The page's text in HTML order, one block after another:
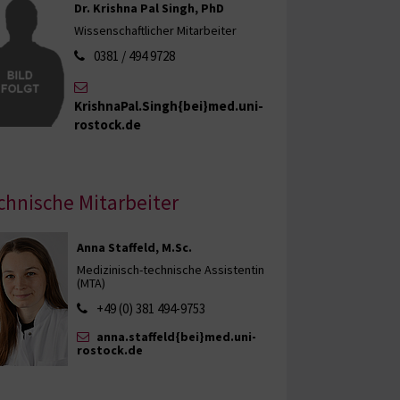
Dr. Krishna Pal Singh, PhD
Wissenschaftlicher Mitarbeiter
0381 / 494 9728
KrishnaPal.Singh{bei}med.uni-
rostock.de
Mitarbeiter
Anna Staffeld, M.Sc.
Medizinisch-technische Assistentin
(MTA)
+49 (0) 381 494-9753
anna.staffeld{bei}med.uni-
rostock.de